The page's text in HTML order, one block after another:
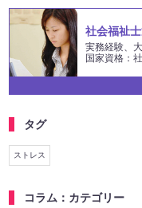
社会福祉
実務経験、
国家資格：
タグ
ストレス
コラム：カテゴリー